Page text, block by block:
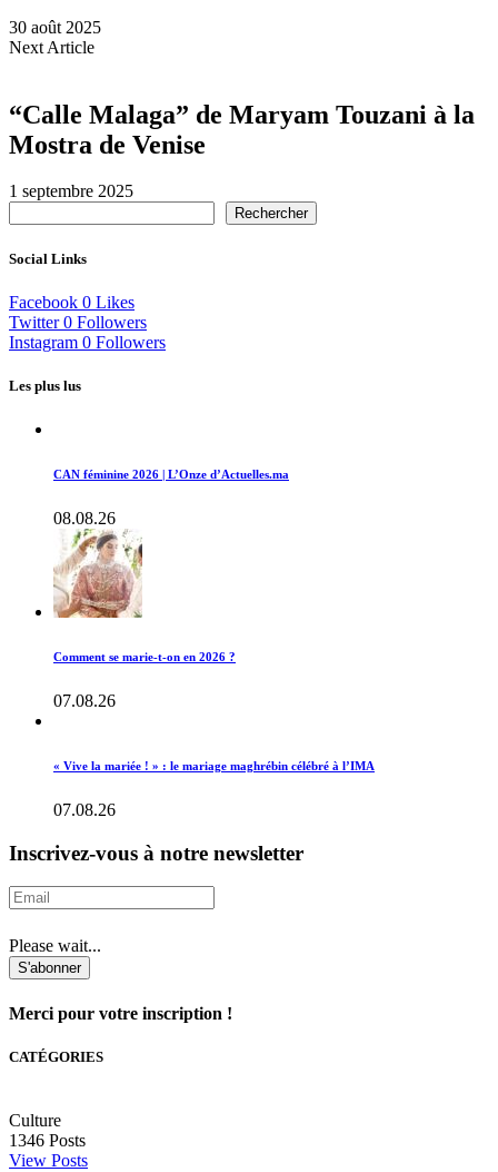
30 août 2025
Next Article
“Calle Malaga” de Maryam Touzani à la
Mostra de Venise
1 septembre 2025
Rechercher
Social Links
Facebook 0 Likes
Twitter 0 Followers
Instagram 0 Followers
Les plus lus
CAN féminine 2026 | L’Onze d’Actuelles.ma
08.08.26
Comment se marie-t-on en 2026 ?
07.08.26
« Vive la mariée ! » : le mariage maghrébin célébré à l’IMA
07.08.26
Inscrivez-vous à notre newsletter
Please wait...
S'abonner
Merci pour votre inscription !
CATÉGORIES
Culture
1346 Posts
View Posts